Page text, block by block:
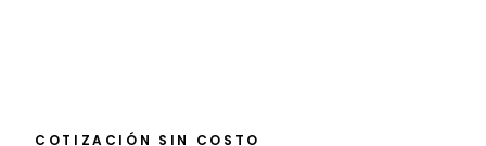
COTIZACIÓN SIN COSTO